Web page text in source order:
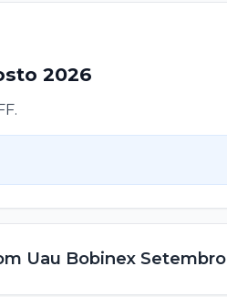
2026
Uau Bobinex Setembro